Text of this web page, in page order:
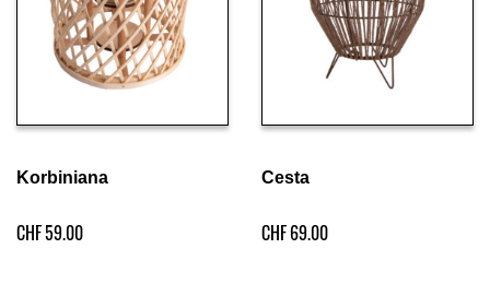
Korbiniana
CHF59.00
Cesta
CHF69.00